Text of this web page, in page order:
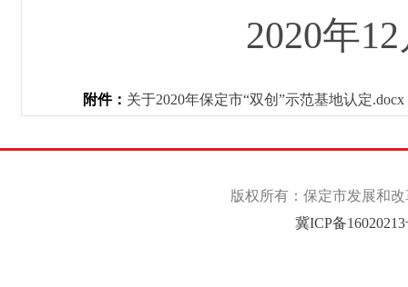
2020年12
附件： 关于2020年保定市“双创”示范基地认定.docx
版权所有：保定市发展和
冀ICP备